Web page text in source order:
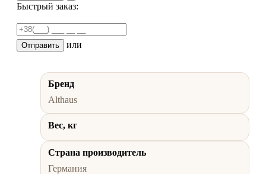
Быстрый заказ:
Отправить или
Бренд
Althaus
Вес, кг
Страна производитель
Германия